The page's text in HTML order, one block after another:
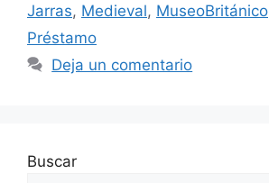
Jarras, Medieval, MuseoBritánico
Préstamo
Deja un comentario
Buscar